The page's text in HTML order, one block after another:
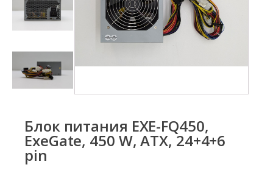
Блок питания EXE-FQ450,
ExeGate, 450 W, ATX, 24+4+6
pin